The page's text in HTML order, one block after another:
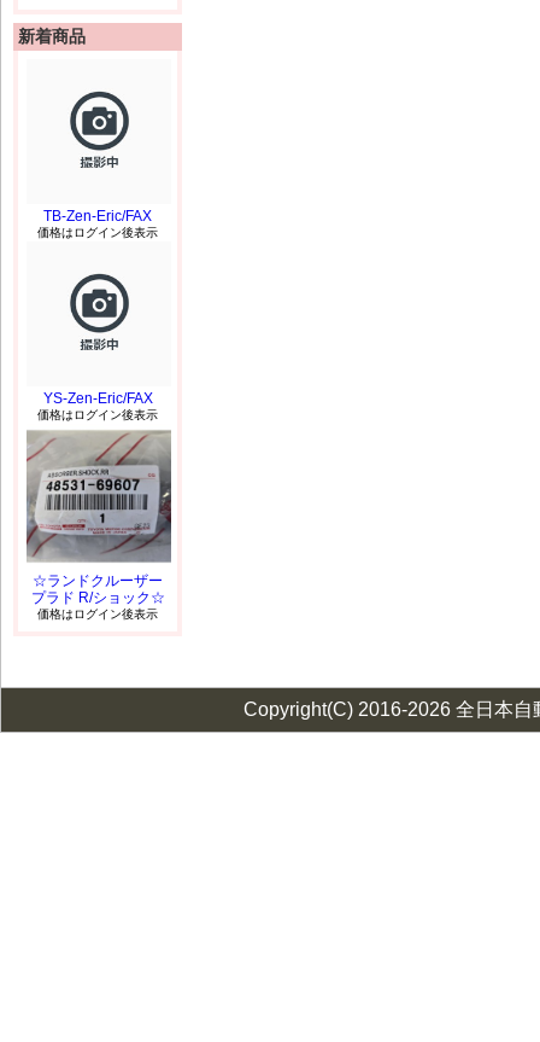
新着商品
TB-Zen-Eric/FAX
価格はログイン後表示
YS-Zen-Eric/FAX
価格はログイン後表示
☆ランドクルーザー
プラド R/ショック☆
価格はログイン後表示
Copyright(C) 2016-2026 全日本